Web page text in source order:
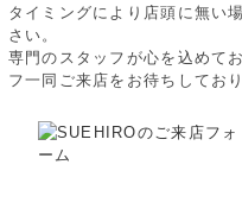
タイミングにより店頭に無い
さい。
専門のスタッフが心を込めて
フ一同ご来店をお待ちしており